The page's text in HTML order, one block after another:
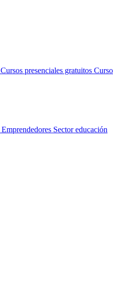
Cursos presenciales gratuitos
Emprendedores Sector educación